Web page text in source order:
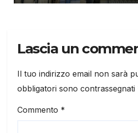
Lascia un
Il tuo indirizzo email non sarà
obbligatori sono contrassegnati
Commento *